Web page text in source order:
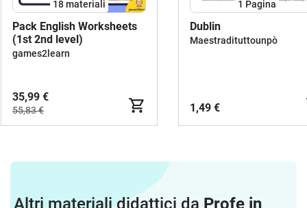
18 materiali
Pack English Worksheets
(1st 2nd level)
games2learn
35,99 €
55,83 €
1 Pagina
Dublin
Maestradituttounpò
1,49 €
Altri materiali didattici da Profe in